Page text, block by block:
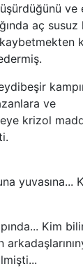
ve
aç susuz
kaybetmekten
ve
krizol
yuvasına...
Kim